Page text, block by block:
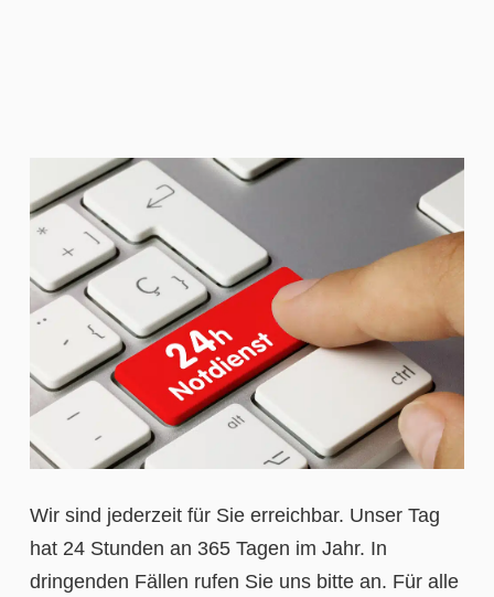
Wir sind jederzeit für Sie erreichbar. Unser Tag
hat 24 Stunden an 365 Tagen im Jahr. In
dringenden Fällen rufen Sie uns bitte an. Für alle